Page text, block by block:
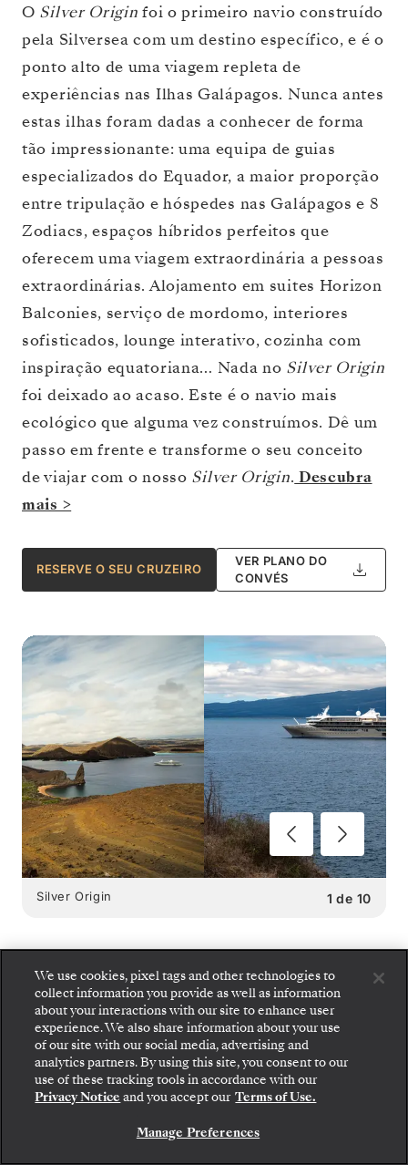
O Silver Origin foi o primeiro navio construído
pela Silversea com um destino específico, e é o
ponto alto de uma viagem repleta de
experiências nas Ilhas Galápagos. Nunca antes
estas ilhas foram dadas a conhecer de forma
tão impressionante: uma equipa de guias
especializados do Equador, a maior proporção
entre tripulação e hóspedes nas Galápagos e 8
Zodiacs, espaços híbridos perfeitos que
oferecem uma viagem extraordinária a pessoas
extraordinárias. Alojamento em suites Horizon
Balconies, serviço de mordomo, interiores
sofisticados, lounge interativo, cozinha com
inspiração equatoriana… Nada no Silver Origin
foi deixado ao acaso. Este é o navio mais
ecológico que alguma vez construímos. Dê um
passo em frente e transforme o seu conceito
de viajar com o nosso Silver Origin. Descubra
mais >
RESERVE O SEU CRUZEIRO
VER PLANO DO
CONVÉS
1 de 10
Silver Origin
SILVER ORIGIN OPÇÕES
GASTRONÔMICAS:
2 RESTAURANTES
Embarque: escolha sua suíte e confira as tarifas e
os serviços inclusos antes de confirmar com
segurança sua viagem com a Silversea.
RESERVE A SUA SUITE
We use cookies, pixel tags and other technologies to
collect information you provide as well as information
about your interactions with our site to enhance user
experience. We also share information about your use
of our site with our social media, advertising and
analytics partners. By using this site, you consent to our
use of these tracking tools in accordance with our
Privacy Notice and you accept our Terms of Use.
Manage Preferences